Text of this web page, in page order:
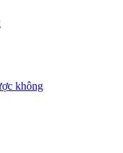
không